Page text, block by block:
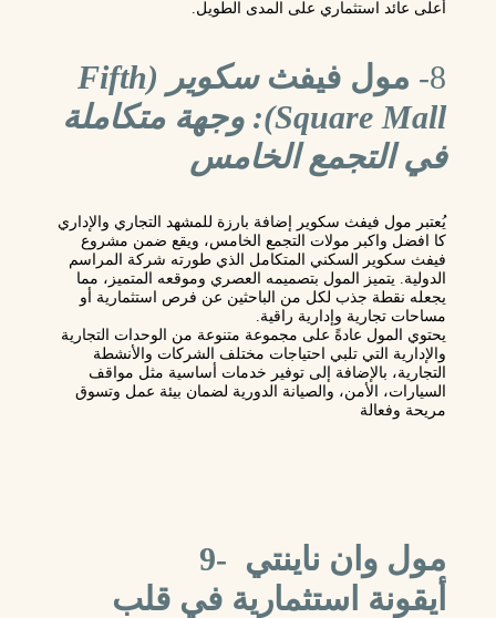
أعلى عائد استثماري على المدى الطويل.
8- مول فيفث
سكوير (Fifth
Square Mall): وجهة متكاملة
في التجمع الخامس
يُعتبر مول فيفث سكوير
إضافة بارزة للمشهد التجاري والإداري
كا افضل واكبر مولات
التجمع الخامس، ويقع ضمن مشروع
فيفث سكوير السكني المتكامل الذي طورته شركة المراسم
الدولية. يتميز المول بتصميمه العصري وموقعه المتميز، مما
يجعله نقطة جذب لكل من الباحثين عن فرص استثمارية أو
مساحات تجارية وإدارية راقية.
يحتوي المول عادةً على مجموعة متنوعة من الوحدات التجارية
والإدارية التي تلبي احتياجات مختلف الشركات والأنشطة
التجارية، بالإضافة إلى توفير خدمات أساسية مثل مواقف
السيارات، الأمن، والصيانة الدورية لضمان بيئة عمل وتسوق
مريحة وفعالة
مول وان ناينتي -9
أيقونة استثمارية في قلب